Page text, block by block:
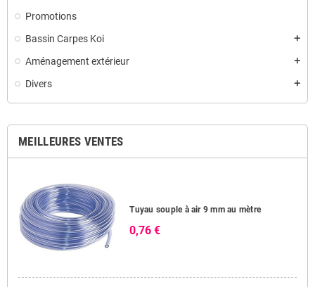
Promotions
Bassin Carpes Koi
add
Aménagement extérieur add
Divers add
MEILLEURES VENTES
Tuyau souple à air 9 mm au mètre
0,76 €